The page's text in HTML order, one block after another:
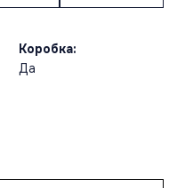
Коробка:
Да